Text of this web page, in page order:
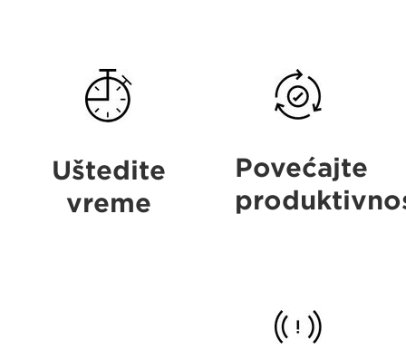
Save
time
Uštedite
vreme
Boost
productivity
Povećajte
Eliminate
errors